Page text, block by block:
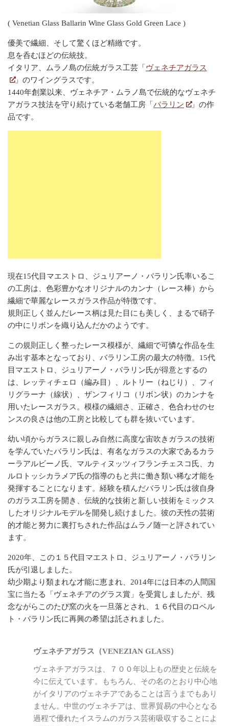
( Venetian Glass Ballarin Wine Glass Gold Green Lace )
優美で繊細、そして驚くほど精緻です。
息を呑むほどの伝統技。
イタリア、ムラノ島の伝統ガラス工芸「 ヴェネチアガラス
」のワイングラスです。
1440年創業以来、ヴェネチア・ムラノ島で伝統的なヴェネチ
アガラス技法を守り続けている老舗工房「 バラリン
」の作
品です。
現在15代目マエストロ、ジュリアーノ・バラリン氏率いるこ
の工房は、色彩豊かなオリジナルのカンナ（レース棒）から
繊細で華麗なレースガラス作品が特徴です。
規則正しく並んだレース柄は見た目にも美しく、まるで硝子
の中にリボンを織り込んだかのようです。
この規則正しく整ったレース模様が、繊細で可憐な作品を生
み出す基本となっており、バラリン工房の最大の特徴。15代
目マエストロ、ジュリアーノ・バラリン氏が得意とするの
は、レッティチェロ（編み目）、ルトリー（ねじり）、フィ
リグラーナ（線状）、ザンフィリコ（リボン状）のカンナを
用いたレースガラス。模様の繊細さ、正確さ、色合わせのセ
ンスの良さは他の工房と比較しても群を抜いています。
幼い頃からガラスに親しみ自然に高度な宙吹きガラスの技術
を学んでいたバラリン氏は、有名なガラスの大家であるカラ
ーラアルビーノ氏、マルティヌッツィフランチェスコ氏、カ
ルロトッシカラメア氏の指導のもと共に働き類い稀な才能を
発揮することになります。経験を積んだバラリン氏は彼自身
のガラス工房を開き、伝統的な技術と新しい技術をミックス
したオリジナルモデルを開発し続けました。彼の天性の芸術
的才能と努力に裏打ちされた作品はムラノ随一と評されてい
ます。
2020年、この１５代目マエストロ、ジュリアーノ・バラリン
氏が引退しました。
幼少期より類まれな才能に恵まれ、2014年には日本の人間国
宝に当たる「ヴェネチアのグラス賞」を受賞しましたが、残
念ながらこのたび窯の火を一旦落とされ、１６代目のロベル
ト・バラリン氏に再興の希望は託されました。
ヴェネチアガラス（VENEZIAN GLASS）
ヴェネチアガラスは、７００年以上もの歴史と伝統を
今に伝えています。もちろん、その名のとおり中心地
がイタリアのヴェネチアであることは言うまでもあり
ません。中世のヴェネチアは、世界貿易の中心となる
過程で優れたイスラムのガラス芸術吸収することによ